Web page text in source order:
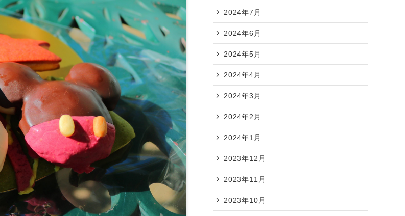
2024年7月
2024年6月
2024年5月
2024年4月
2024年3月
2024年2月
2024年1月
2023年12月
2023年11月
2023年10月